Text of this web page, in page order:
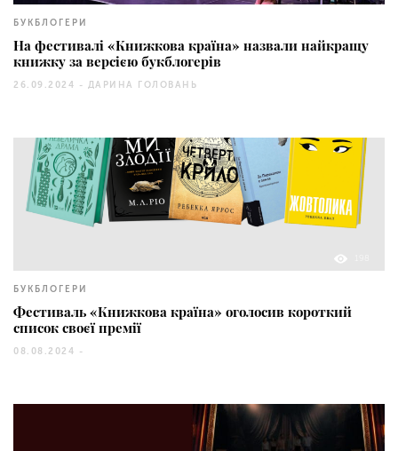
БУКБЛОГЕРИ
На фестивалі «Книжкова країна» назвали найкращу
книжку за версією букблогерів
26.09.2024 - ДАРИНА ГОЛОВАНЬ
БУКБЛОГЕРИ
Фестиваль «Книжкова країна» оголосив короткий
список своєї премії
08.08.2024 -